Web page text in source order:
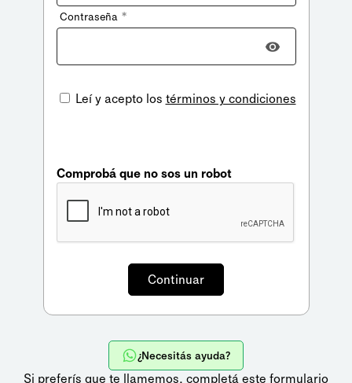
+598
Contraseña *
Leí y acepto los términos y condiciones
Comprobá que no sos un robot
¿Necesitás ayuda?
Si preferís que te llamemos, completá este formulario